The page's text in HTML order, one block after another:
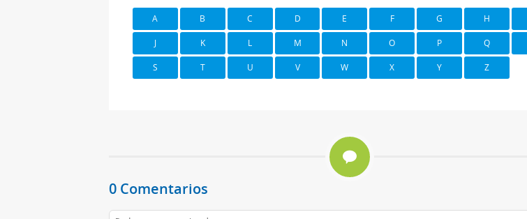
A B C D E F G H
J K L M N O P Q
S T U V W X Y Z
0 Comentarios